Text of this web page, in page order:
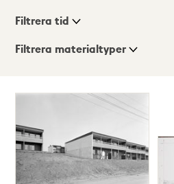
Visningsläge
Filtrera tid
Filtrera materialtyper